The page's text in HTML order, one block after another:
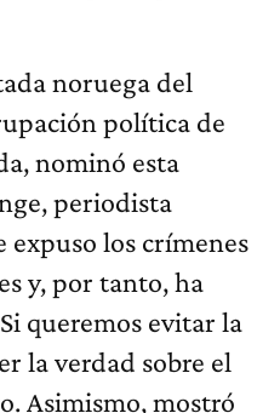
noruega del
política de
nominó esta
periodista
expuso los crímenes
y, por tanto, ha
queremos evitar la
la verdad sobre el
Asimismo, mostró